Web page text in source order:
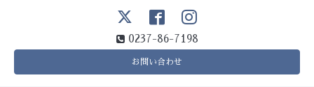
0237-86-7198
お問い合わせ